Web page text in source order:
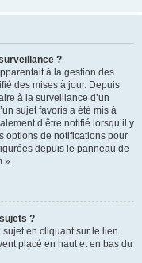
?
à la gestion des
des mises à jour. Depuis
à la surveillance d’un
sujet favoris a été mis à
d’être notifié lorsqu’il y
options de notifications pour
depuis le panneau de
».
?
en cliquant sur le lien
placé en haut et en bas du